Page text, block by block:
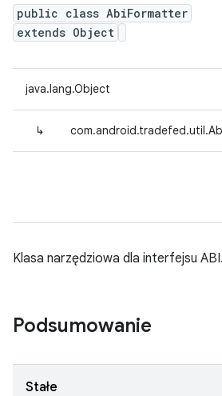
public class AbiFormatter
extends Object
java.lang.Object
↳
Klasa narzędziowa dla interfejsu ABI.
Podsumowanie
Stałe